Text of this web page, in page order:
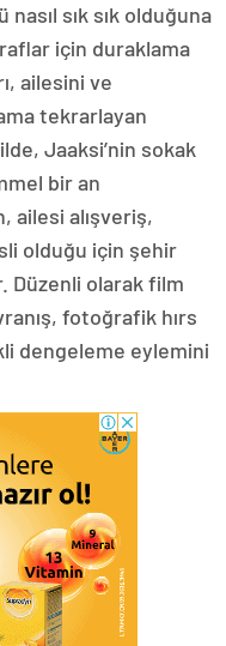
sık sık olduğuna
için duraklama
ailesini ve
tekrarlayan
Jaaksi’nin sokak
bir an
ailesi alışveriş,
olduğu için şehir
Düzenli olarak film
fotoğrafik hırs
dengeleme eylemini